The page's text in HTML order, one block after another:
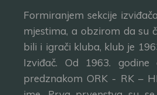
Formiranjem sekcije
mjestima, a obzirom da su
bili i igrači kluba, klub je
Izviđač. Od 1963.
predznakom ORK - RK –